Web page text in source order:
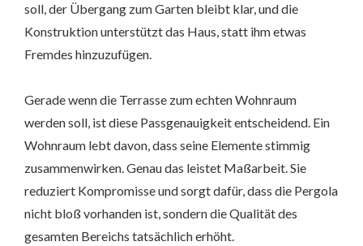
soll, der Übergang zum Garten bleibt klar, und die
Konstruktion unterstützt das Haus, statt ihm etwas
Fremdes hinzuzufügen.
Gerade wenn die Terrasse zum echten Wohnraum
werden soll, ist diese Passgenauigkeit entscheidend. Ein
Wohnraum lebt davon, dass seine Elemente stimmig
zusammenwirken. Genau das leistet Maßarbeit. Sie
reduziert Kompromisse und sorgt dafür, dass die Pergola
nicht bloß vorhanden ist, sondern die Qualität des
gesamten Bereichs tatsächlich erhöht.